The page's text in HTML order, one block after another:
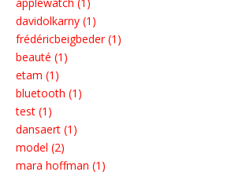
applewatch (1)
davidolkarny (1)
frédéricbeigbeder (1)
beauté (1)
etam (1)
bluetooth (1)
test (1)
dansaert (1)
model (2)
mara hoffman (1)